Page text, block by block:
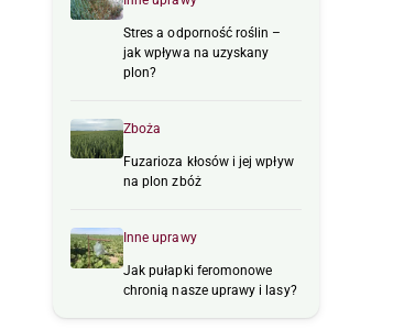
Stres a odporność roślin –
jak wpływa na uzyskany
plon?
Zboża
Fuzarioza kłosów i jej wpływ
na plon zbóż
Inne uprawy
Jak pułapki feromonowe
chronią nasze uprawy i lasy?